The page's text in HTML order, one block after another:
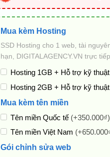
Mua kèm Hosting
SSD Hosting cho 1 web, tài
hạn, DIGITALAGENCY.VN trực
Hosting 1GB + Hỗ trợ kỹ thuật
Hosting 2GB + Hỗ trợ kỹ thuật
Mua kèm tên miền
Tên miền Quốc tế (+350.000₫)
Tên miền Việt Nam
Gói chỉnh sửa web